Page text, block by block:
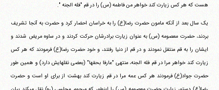
هست که هر کس زیارت کند خواهر من فاطمه (س) را در قم "فله الجنه ".
یک سال بعد از آنکه مامون حضرت رضا(ع) را به خراسان احضار کرد و حضرت به آنجا تشریف
بردند، حضرت معصومه (س) به عنوان زیارت برادرشان حرکت کردند و در ساوه مریض شدند و
ایشان را به قم منتقل نمودند و در قم از دنیا رفتند، و خود حضرت رضا(ع) فرمودند که هر کس
زیارت کند خواهر مرا در قم فله الجنه، منتهی "عارفا بحقها" (بعضی نقلهایش دارد) و همین طور
حضرت جواد(ع) فرمودند هر کس عمه مرا در قم زیارت کند بهشت از برای او است و حضرت